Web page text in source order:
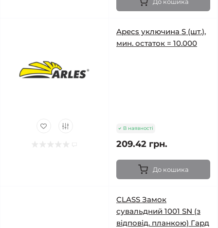
Apecs уключина S (шт.),
мин. остаток = 10.000
В наявності
209.42 грн.
До кошика
CLASS Замок
сувальдний 1001 SN (з
відповід. планкою) Гард